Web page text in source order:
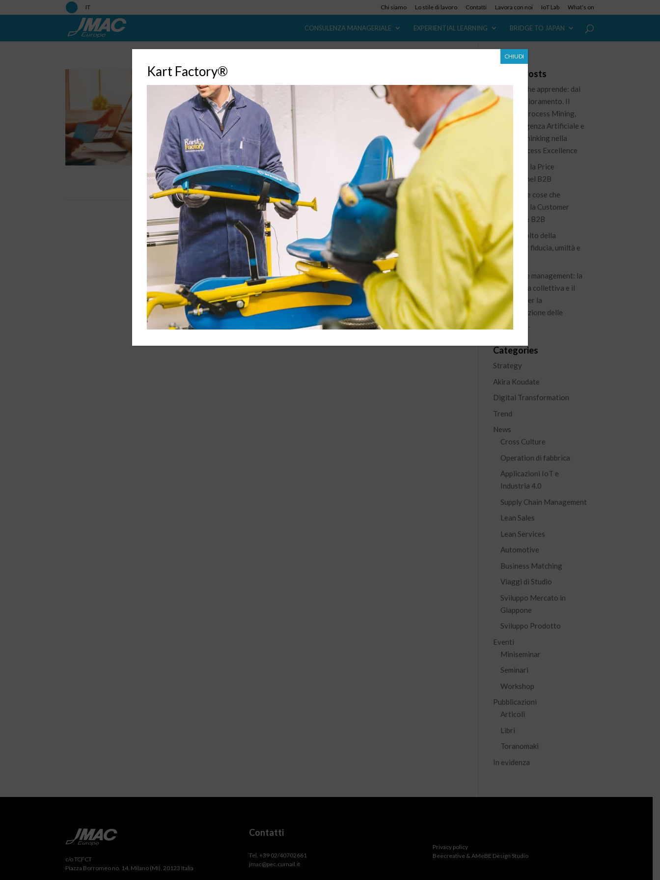
IT Chi siamo Lo stile di lavoro Contatti Lavora con noi IoT Lab What’s on
CONSULENZA MANAGERIALE EXPERIENTIAL LEARNING BRIDGE TO JAPAN
23 Giu, 2018
Home / Experiential Learning / Lean Service / Service Factory
Service Factory Un metodo pratico per avviare un percorso Lean
negli uffici. Il Lean Thinking costituisce un’opportunità per le
aziende, sia industriali che di servizio, di avviare un percorso di...
Recent Posts
L’azienda che apprende: dai
dati al miglioramento. Il
ruolo del Process Mining,
dell’Intelligenza Artificiale e
del Lean Thinking nella
nuova Process Excellence
Governare la Price
Waterfall nel B2B
100 piccole cose che
migliorano la Customer
Experience B2B
Il nuovo volto della
leadership: fiducia, umiltà e
visione
Knowledge management: la
conoscenza collettiva e il
percorso per la
capitalizzazione delle
esperienze.
Categories
Strategy
Akira Koudate
Digital Transformation
Trend
News
Cross Culture
Operation di fabbrica
Applicazioni IoT e
Industria 4.0
Supply Chain Management
Lean Sales
Lean Services
Automotive
Business Matching
Viaggi di Studio
Sviluppo Mercato in
Giappone
Sviluppo Prodotto
Eventi
Miniseminar
Seminari
Workshop
Pubblicazioni
Articoli
Libri
Toranomaki
In evidenza
c/o TCFCT
Piazza Borromeo no. 14, Milano (MI), 20123 Italia
Contatti
Tel. +39 02/40702661
jmac@pec.cumail.it
Privacy policy
Beecreative & AMeBE Design Studio
Kart Factory®
CHIUDI